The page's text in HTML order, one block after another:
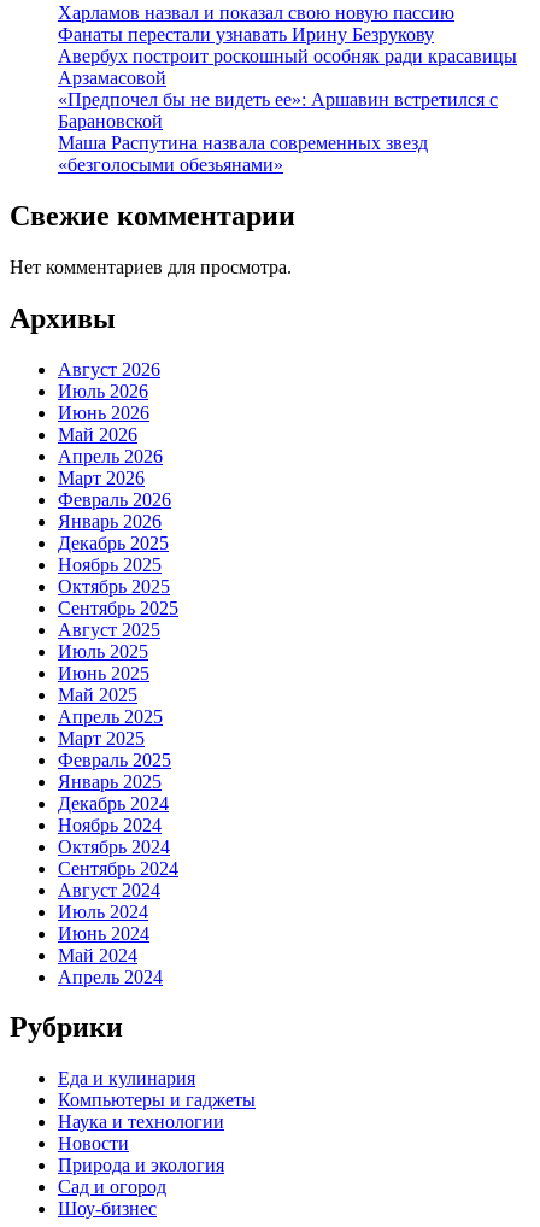
Харламов назвал и показал свою новую пассию
Фанаты перестали узнавать Ирину Безрукову
Авербух построит роскошный особняк ради красавицы
Арзамасовой
«Предпочел бы не видеть ее»: Аршавин встретился с
Барановской
Маша Распутина назвала современных звезд
«безголосыми обезьянами»
Свежие комментарии
Нет комментариев для просмотра.
Архивы
Август 2026
Июль 2026
Июнь 2026
Май 2026
Апрель 2026
Март 2026
Февраль 2026
Январь 2026
Декабрь 2025
Ноябрь 2025
Октябрь 2025
Сентябрь 2025
Август 2025
Июль 2025
Июнь 2025
Май 2025
Апрель 2025
Март 2025
Февраль 2025
Январь 2025
Декабрь 2024
Ноябрь 2024
Октябрь 2024
Сентябрь 2024
Август 2024
Июль 2024
Июнь 2024
Май 2024
Апрель 2024
Рубрики
Еда и кулинария
Компьютеры и гаджеты
Наука и технологии
Новости
Природа и экология
Сад и огород
Шоу-бизнес